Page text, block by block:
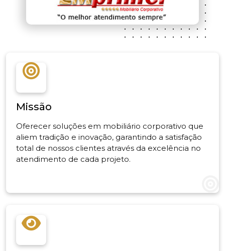
Missão
Oferecer soluções em mobiliário corporativo que
aliem tradição e inovação, garantindo a satisfação
total de nossos clientes através da excelência no
atendimento de cada projeto.